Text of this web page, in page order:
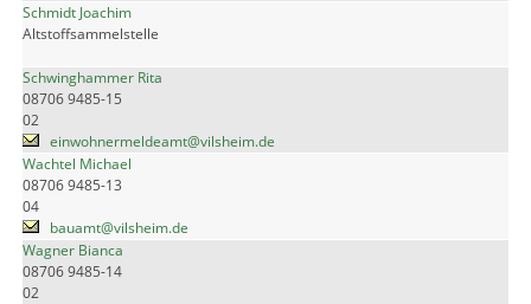
Schmidt Joachim
Altstoffsammelstelle
Schwinghammer Rita
08706 9485-15
02
einwohnermeldeamt@vilsheim.de
Wachtel Michael
08706 9485-13
04
bauamt@vilsheim.de
Wagner Bianca
08706 9485-14
02